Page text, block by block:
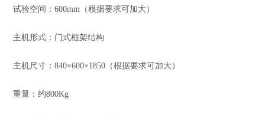
试验空间：600mm（根据要求可加大）
主机形式：门式框架结构
主机尺寸：840×600×1850（根据要求可加大）
重量：约800Kg